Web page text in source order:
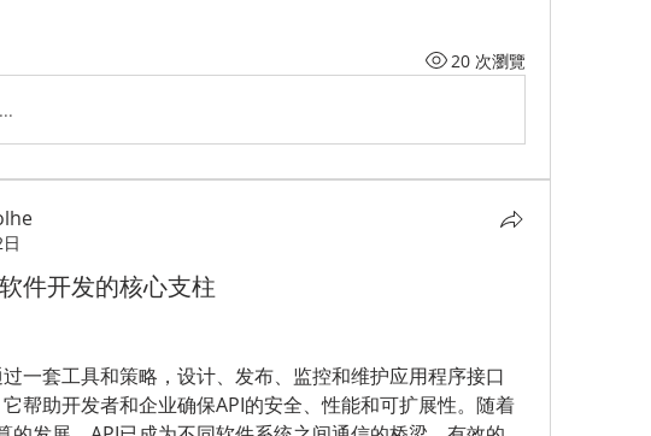
20 次瀏覽
件开发的核心支柱
一套工具和策略，设计、发布、监控和维护应用程序接口
它帮助开发者和企业确保API的安全、性能和可扩展性。随着